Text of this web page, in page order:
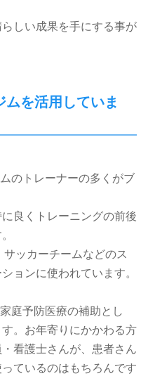
しい成果を手にする事が
ムを活用していま
のトレーナーの多くがブ
良くトレーニングの前後
ッカーチームなどのス
ョンに使われています。
庭予防医療の補助とし
。お年寄りにかかわる方
看護士さんが、患者さん
ているのはもちろんです